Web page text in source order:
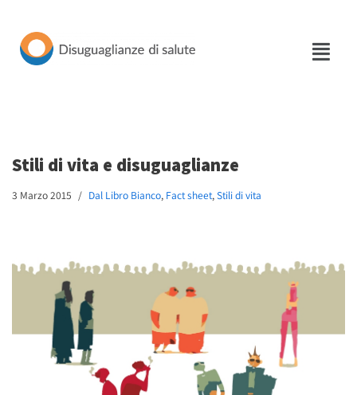
Vai
Stili di vita e disuguaglianze
3 Marzo 2015 Dal Libro Bianco, Fact sheet,Stili di vita